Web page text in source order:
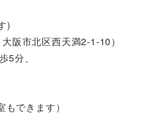
)
市北区西天満2-1-10）
5分、
できます）